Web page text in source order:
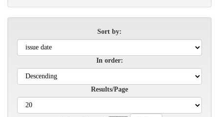
Sort by:
In order:
Results/Page